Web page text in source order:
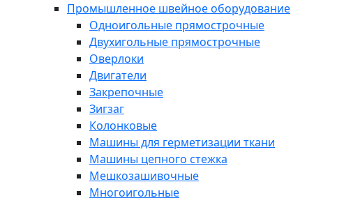
Промышленное швейное оборудование
Одноигольные прямострочные
Двухигольные прямострочные
Оверлоки
Двигатели
Закрепочные
Зигзаг
Колонковые
Машины для герметизации ткани
Машины цепного стежка
Мешкозашивочные
Многоигольные